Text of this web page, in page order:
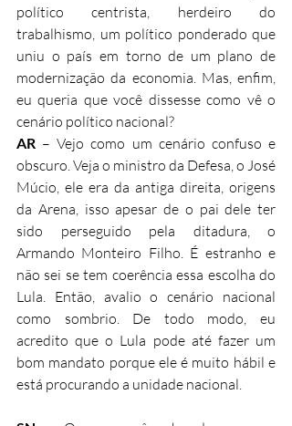
político centrista, herdeiro do
trabalhismo, um político ponderado que
uniu o país em torno de um plano de
modernização da economia. Mas, enfim,
eu queria que você dissesse como vê o
cenário político nacional?
AR – Vejo como um cenário confuso e
obscuro. Veja o ministro da Defesa, o José
Múcio, ele era da antiga direita, origens
da Arena, isso apesar de o pai dele ter
sido perseguido pela ditadura, o
Armando Monteiro Filho. É estranho e
não sei se tem coerência essa escolha do
Lula. Então, avalio o cenário nacional
como sombrio. De todo modo, eu
acredito que o Lula pode até fazer um
bom mandato porque ele é muito hábil e
está procurando a unidade nacional.